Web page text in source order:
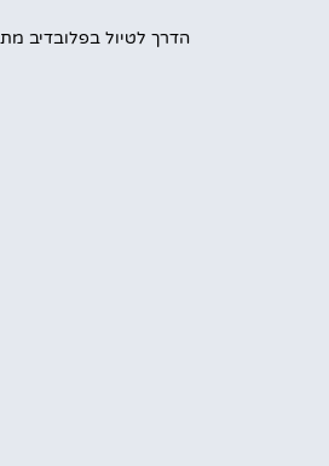
הדרך לטיול בפלובדיב מתחילה כאן!